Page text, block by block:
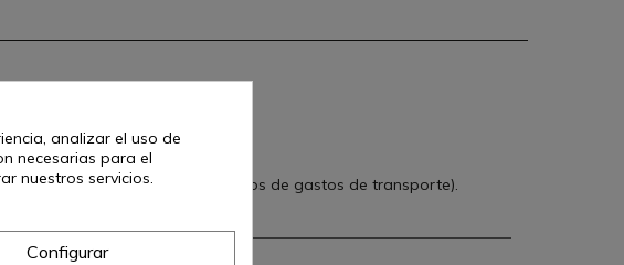
es volumétrico (calculado a efectos de gastos de transporte).
analizar el uso de
necesarias para el
nuestros servicios.
Configurar